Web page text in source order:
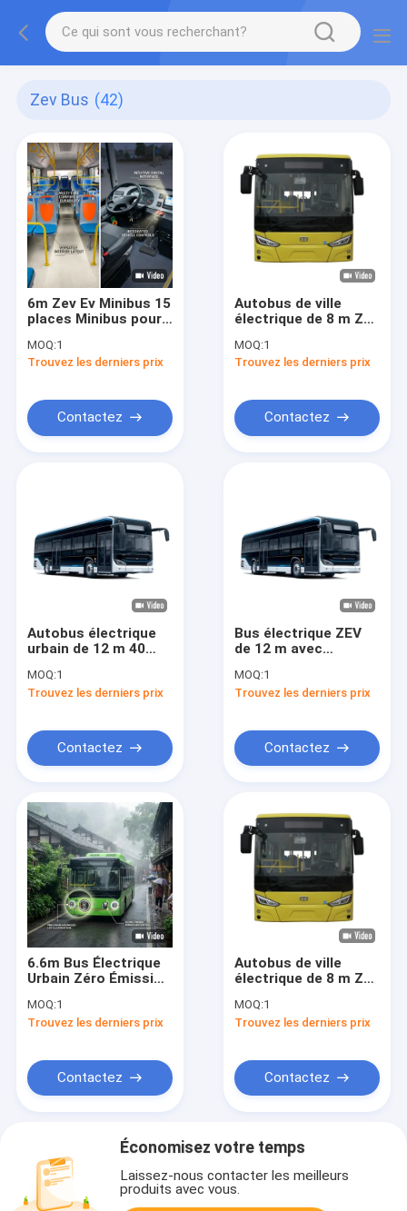
Zev Bus (42)
6m Zev Ev Minibus 15
places Minibus pour
transport en
commun
MOQ:1
Trouvez les derniers prix
Contactez
Autobus de ville
électrique de 8 m Zev
Transports en bus
public
MOQ:1
Trouvez les derniers prix
Contactez
Autobus électrique
urbain de 12 m 40
suspension
pneumatique et
MOQ:1
Trouvez les derniers prix
Contactez
Bus électrique ZEV
de 12 m avec
pneumatique et
batterie de 350,07
MOQ:1
Trouvez les derniers prix
Contactez
6.6m Bus Électrique
Urbain Zéro Émission
Transport Urbain
MOQ:1
Trouvez les derniers prix
Contactez
Autobus de ville
électrique de 8 m Zev
Transports en bus
public
MOQ:1
Trouvez les derniers prix
Contactez
Économisez votre temps
Laissez-nous contacter les meilleurs
produits avec vous.